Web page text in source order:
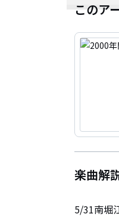
このア
楽曲解
5/31南堀